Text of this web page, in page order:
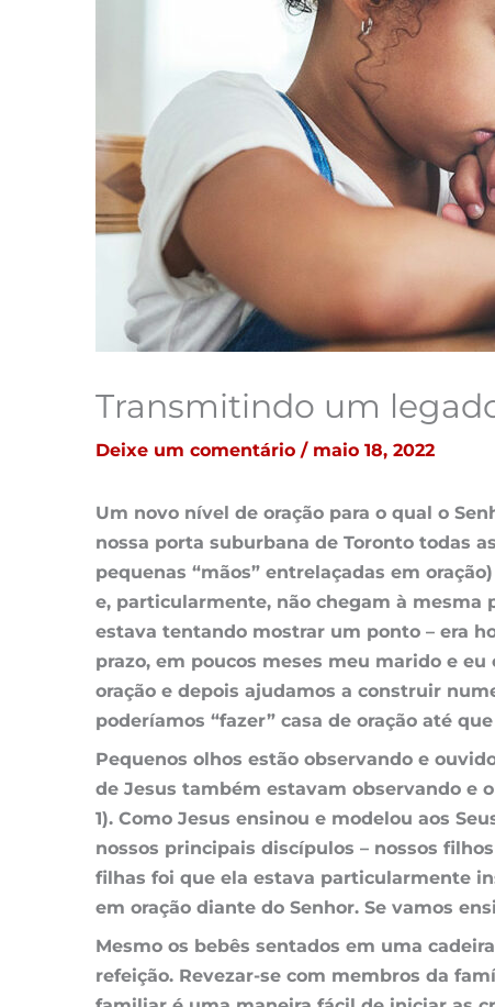
Transmitindo um
Deixe um comentário / maio 18, 2022
Um novo nível de oração para o qual o
nossa porta suburbana de Toronto todas
pequenas “mãos” entrelaçadas em
e, particularmente, não chegam à mesma
estava tentando mostrar um ponto – era
prazo, em poucos meses meu marido e
oração e depois ajudamos a construir
poderíamos “fazer” casa de oração até
Pequenos olhos estão observando e
de Jesus também estavam observando e
1). Como Jesus ensinou e modelou aos
nossos principais discípulos – nossos
filhas foi que ela estava particularmente
em oração diante do Senhor. Se vamos
Mesmo os bebês sentados em uma
refeição. Revezar-se com membros da